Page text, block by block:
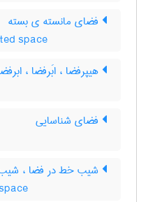
فضای مانسته ی بسته
space
هیپرفضا ، ابَرفضا ،
فضای شناسایی
شیب خط در فضا ،